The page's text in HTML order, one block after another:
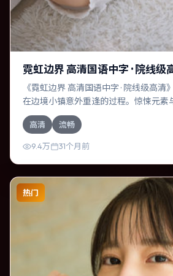
霓虹边界 高清国语中字 · 院线级
《霓虹边界 高清国语中字 · 院线级高
在边境小镇意外重逢的过程。惊悚元素
合，赵丽颖、杨幂的对手戏尤为出彩。
长镜头中积蓄张力，本片亦在中国香港
质感。
高清 流畅
9.4万 31个月前
热门